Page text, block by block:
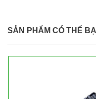
SẢN PHẨM CÓ THỂ